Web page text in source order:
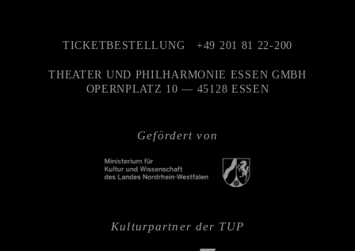
Gefördert von
TICKETBESTELLUNG +49 201 81 22-200
THEATER UND PHILHARMONIE ESSEN GMBH
OPERNPLATZ 10 — 45128 ESSEN
Kulturpartner der TUP